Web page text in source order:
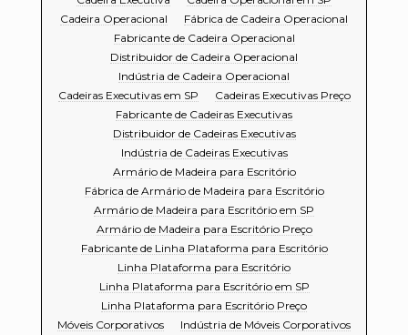
Cadeira Operacional
Fábrica de Cadeira Operacional
Fabricante de Cadeira Operacional
Distribuidor de Cadeira Operacional
Indústria de Cadeira Operacional
Cadeiras Executivas em SP
Cadeiras Executivas Preço
Fabricante de Cadeiras Executivas
Distribuidor de Cadeiras Executivas
Indústria de Cadeiras Executivas
Armário de Madeira para Escritório
Fábrica de Armário de Madeira para Escritório
Armário de Madeira para Escritório em SP
Armário de Madeira para Escritório Preço
Fabricante de Linha Plataforma para Escritório
Linha Plataforma para Escritório
Linha Plataforma para Escritório em SP
Linha Plataforma para Escritório Preço
Móveis Corporativos
Indústria de Móveis Corporativos